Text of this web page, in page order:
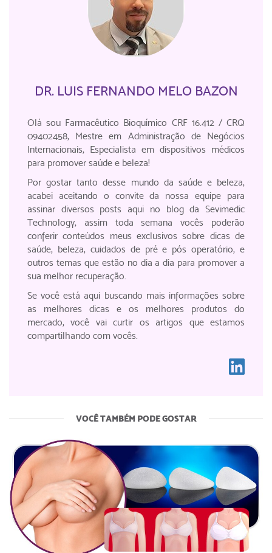
DR. LUIS FERNANDO MELO BAZON
Olá sou Farmacêutico Bioquímico CRF 16.412 / CRQ
09402458, Mestre em Administração de Negócios
Internacionais, Especialista em dispositivos médicos
para promover saúde e beleza!
Por gostar tanto desse mundo da saúde e beleza,
acabei aceitando o convite da nossa equipe para
assinar diversos posts aqui no blog da Sevimedic
Technology, assim toda semana vocês poderão
conferir conteúdos meus exclusivos sobre dicas de
saúde, beleza, cuidados de pré e pós operatório, e
outros temas que estão no dia a dia para promover a
sua melhor recuperação.
Se você está aqui buscando mais informações sobre
as melhores dicas e os melhores produtos do
mercado, você vai curtir os artigos que estamos
compartilhando com vocês.
VOCÊ TAMBÉM PODE GOSTAR